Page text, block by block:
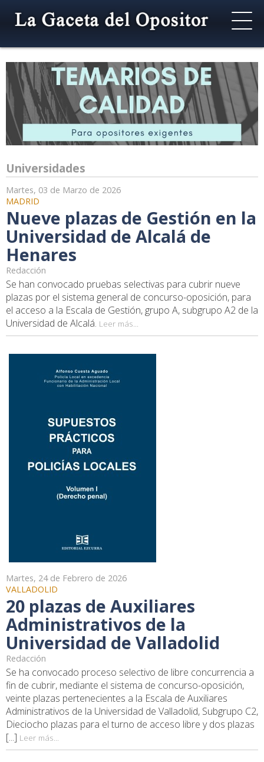
Universidades
Martes, 03 de Marzo de 2026
MADRID
Nueve plazas de Gestión en la
Universidad de Alcalá de
Henares
Redacción
Se han convocado pruebas selectivas para cubrir nueve
plazas por el sistema general de concurso-oposición, para
el acceso a la Escala de Gestión, grupo A, subgrupo A2 de la
Universidad de Alcalá. Leer más...
Martes, 24 de Febrero de 2026
VALLADOLID
20 plazas de Auxiliares
Administrativos de la
Universidad de Valladolid
Redacción
Se ha convocado proceso selectivo de libre concurrencia a
fin de cubrir, mediante el sistema de concurso-oposición,
veinte plazas pertenecientes a la Escala de Auxiliares
Administrativos de la Universidad de Valladolid, Subgrupo C2,
Dieciocho plazas para el turno de acceso libre y dos plazas
[...] Leer más...